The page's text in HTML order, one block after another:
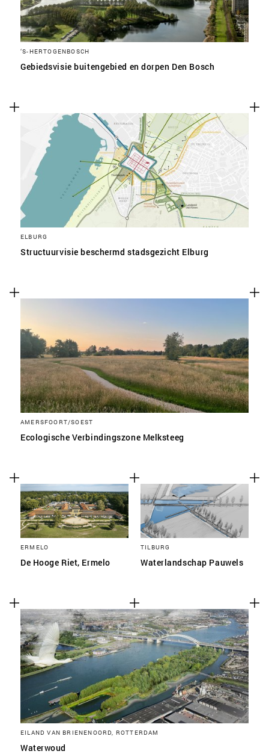
‘S-HERTOGENBOSCH
Gebiedsvisie buitengebied en dorpen Den Bosch
ELBURG
Structuurvisie beschermd stadsgezicht Elburg
AMERSFOORT/SOEST
Ecologische Verbindingszone Melksteeg
ERMELO
De Hooge Riet, Ermelo
TILBURG
Waterlandschap Pauwels
EILAND VAN BRIENENOORD, ROTTERDAM
Waterwoud